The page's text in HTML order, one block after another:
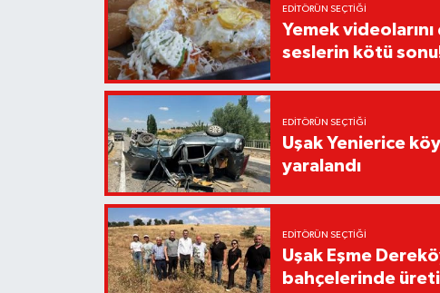
EDITÖRÜN SEÇTIĞI
Yemek videolarını
seslerin kötü
EDITÖRÜN SEÇTIĞI
Uşak Yenierice
yaralandı
EDITÖRÜN SEÇTIĞI
Uşak Eşme
bahçelerinde